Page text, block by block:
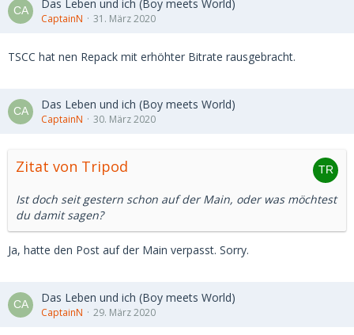
Das Leben und ich (Boy meets World)
CaptainN 31. März 2020
TSCC hat nen Repack mit erhöhter Bitrate rausgebracht.
Das Leben und ich (Boy meets World)
CaptainN 30. März 2020
Zitat von Tripod
Ist doch seit gestern schon auf der Main, oder was möchtest
du damit sagen?
Ja, hatte den Post auf der Main verpasst. Sorry.
Das Leben und ich (Boy meets World)
CaptainN 29. März 2020